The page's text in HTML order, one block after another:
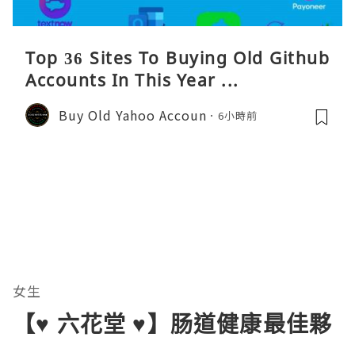
Top 36 Sites To Buying Old Github
Accounts In This Year ...
Buy Old Yahoo Accoun 6小時前
女生
【♥ 六花堂 ♥】肠道健康最佳夥